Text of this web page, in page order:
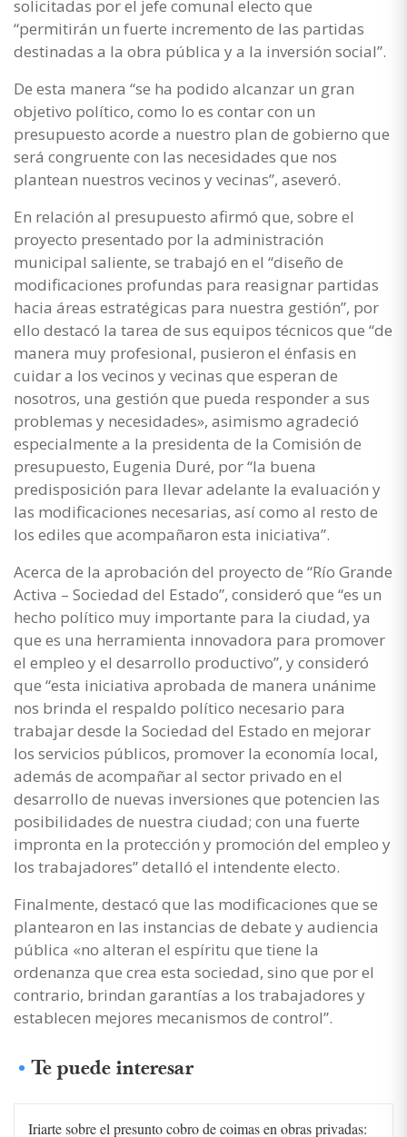
solicitadas por el jefe comunal electo que
“permitirán un fuerte incremento de las partidas
destinadas a la obra pública y a la inversión social”.
De esta manera “se ha podido alcanzar un gran
objetivo político, como lo es contar con un
presupuesto acorde a nuestro plan de gobierno que
será congruente con las necesidades que nos
plantean nuestros vecinos y vecinas”, aseveró.
En relación al presupuesto afirmó que, sobre el
proyecto presentado por la administración
municipal saliente, se trabajó en el “diseño de
modificaciones profundas para reasignar partidas
hacia áreas estratégicas para nuestra gestión”, por
ello destacó la tarea de sus equipos técnicos que “de
manera muy profesional, pusieron el énfasis en
cuidar a los vecinos y vecinas que esperan de
nosotros, una gestión que pueda responder a sus
problemas y necesidades», asimismo agradeció
especialmente a la presidenta de la Comisión de
presupuesto, Eugenia Duré, por “la buena
predisposición para llevar adelante la evaluación y
las modificaciones necesarias, así como al resto de
los ediles que acompañaron esta iniciativa”.
Acerca de la aprobación del proyecto de “Río Grande
Activa – Sociedad del Estado”, consideró que “es un
hecho político muy importante para la ciudad, ya
que es una herramienta innovadora para promover
el empleo y el desarrollo productivo”, y consideró
que “esta iniciativa aprobada de manera unánime
nos brinda el respaldo político necesario para
trabajar desde la Sociedad del Estado en mejorar
los servicios públicos, promover la economía local,
además de acompañar al sector privado en el
desarrollo de nuevas inversiones que potencien las
posibilidades de nuestra ciudad; con una fuerte
impronta en la protección y promoción del empleo y
los trabajadores” detalló el intendente electo.
Finalmente, destacó que las modificaciones que se
plantearon en las instancias de debate y audiencia
pública «no alteran el espíritu que tiene la
ordenanza que crea esta sociedad, sino que por el
contrario, brindan garantías a los trabajadores y
establecen mejores mecanismos de control”.
Te puede interesar
Iriarte sobre el presunto cobro de coimas en obras privadas: